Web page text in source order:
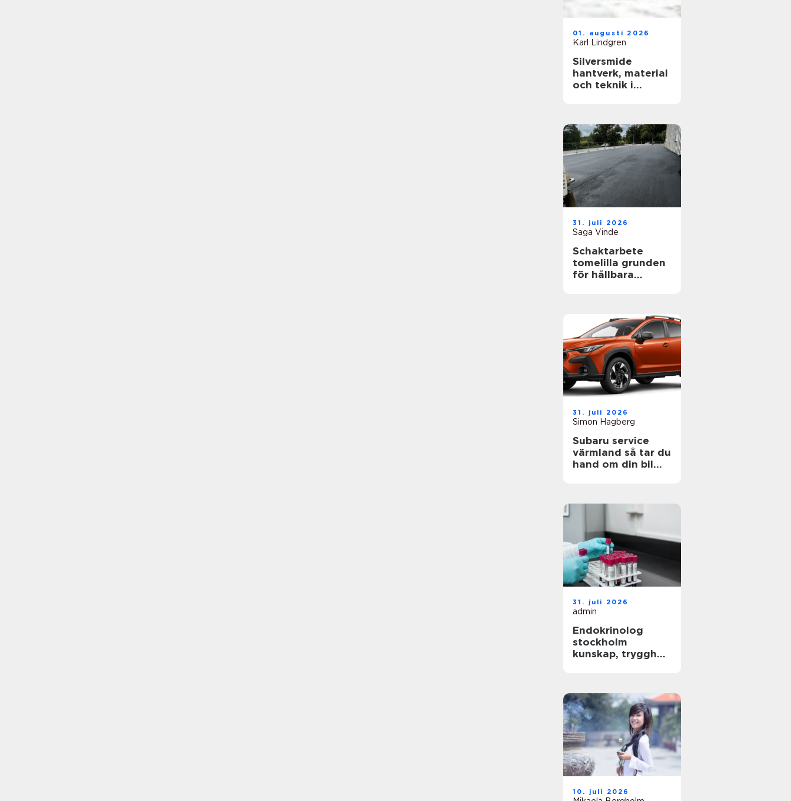
01. augusti 2026
Karl Lindgren
Silversmide
hantverk, material
och teknik i
31. juli 2026
Saga Vinde
Schaktarbete
tomelilla grunden
för hållbara
31. juli 2026
Simon Hagberg
Subaru service
värmland så tar du
hand om din bil
31. juli 2026
admin
Endokrinolog
stockholm
kunskap, trygghet
10. juli 2026